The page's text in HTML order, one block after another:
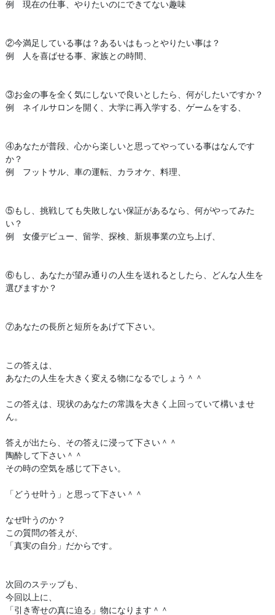
例 現在の仕事、やりたいのにできてない趣味
②今満足している事は？あるいはもっとやりたい事は？
例 人を喜ばせる事、家族との時間、
③お金の事を全く気にしないで良いとしたら、何がしたいですか？
例 ネイルサロンを開く、大学に再入学する、ゲームをする、
④あなたが普段、心から楽しいと思ってやっている事はなんです
か？
例 フットサル、車の運転、カラオケ、料理、
⑤もし、挑戦しても失敗しない保証があるなら、何がやってみた
い？
例 女優デビュー、留学、探検、新規事業の立ち上げ、
⑥もし、あなたが望み通りの人生を送れるとしたら、どんな人生を
選びますか？
⑦あなたの長所と短所をあげて下さい。
この答えは、
あなたの人生を大きく変える物になるでしょう＾＾
この答えは、現状のあなたの常識を大きく上回っていて構いませ
ん。
答えが出たら、その答えに浸って下さい＾＾
陶酔して下さい＾＾
その時の空気を感じて下さい。
「どうせ叶う」と思って下さい＾＾
なぜ叶うのか？
この質問の答えが、
「真実の自分」だからです。
次回のステップも、
今回以上に、
「引き寄せの真に迫る」物になります＾＾